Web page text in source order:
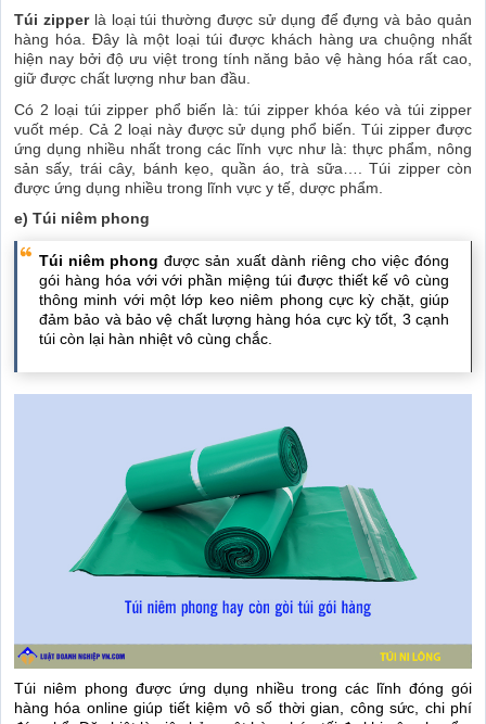
Túi zipperlà loại túi thường được sử dụng để đựng và bảo quản
hàng hóa. Đây là một loại túi được khách hàng ưa chuộng nhất
hiện nay bởi độ ưu việt trong tính năng bảo vệ hàng hóa rất cao,
giữ được chất lượng như ban đầu.
Có 2 loại túi zipper phổ biến là: túi zipper khóa kéo và túi zipper
vuốt mép. Cả 2 loại này được sử dụng phổ biến. Túi zipper được
ứng dụng nhiều nhất trong các lĩnh vực như là: thực phẩm, nông
sản sấy, trái cây, bánh kẹo, quần áo, trà sữa…. Túi zipper còn
được ứng dụng nhiều trong lĩnh vực y tế, dược phẩm.
e) Túi niêm phong
Túi niêm phongđược sản xuất dành riêng cho việc đóng
gói hàng hóa với với phần miệng túi được thiết kế vô cùng
thông minh với một lớp keo niêm phong cực kỳ chặt, giúp
đảm bảo và bảo vệ chất lượng hàng hóa cực kỳ tốt, 3 cạnh
túi còn lại hàn nhiệt vô cùng chắc.
Túi niêm phong được ứng dụng nhiều trong các lĩnh đóng gói
hàng hóa online giúp tiết kiệm vô số thời gian, công sức, chi phí